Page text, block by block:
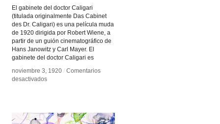
El gabinete del doctor Caligari
(titulada originalmente Das Cabinet
des Dr. Caligari) es una película muda
de 1920 dirigida por Robert Wiene, a
partir de un guión cinematográfico de
Hans Janowitz y Carl Mayer. El
gabinete del doctor Caligari es
noviembre 3, 1920 / Comentarios
desactivadosen
doctor
Caligari
noviembre 3, 1920 / Comentarios
desactivadosen
doctor
Caligari